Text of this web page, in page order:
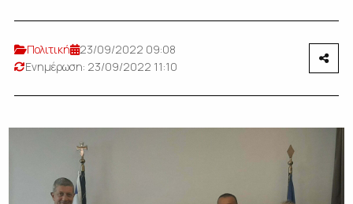
Πολιτική
23/09/2022 09:08
Ενημέρωση: 23/09/2022 11:10